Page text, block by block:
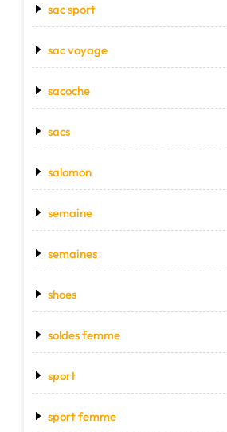
sac sport
sac voyage
sacoche
sacs
salomon
semaine
semaines
shoes
soldes femme
sport
sport femme